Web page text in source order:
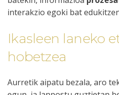
interakzio egoki bat
Ikasleen laneko
hobetzea
Aurretik aipatu bezala, aro